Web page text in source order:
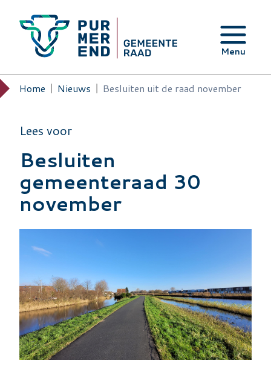
Menu
Kruimelpad
Home Nieuws Besluiten uit de raad november
Lees voor
Besluiten
gemeenteraad 30
november